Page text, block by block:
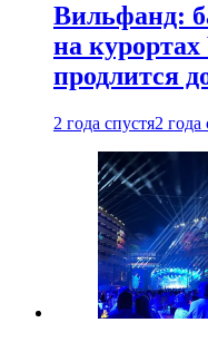
Вильфанд:
на
продлится
2 года спустя2 года